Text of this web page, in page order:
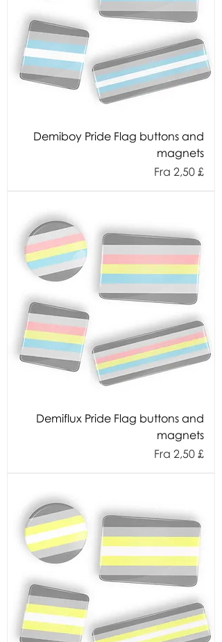
Demiboy Pride Flag buttons and
magnets
Fra 2,50 £
Salgspris
Demiflux Pride Flag buttons and
magnets
Fra 2,50 £
Salgspris